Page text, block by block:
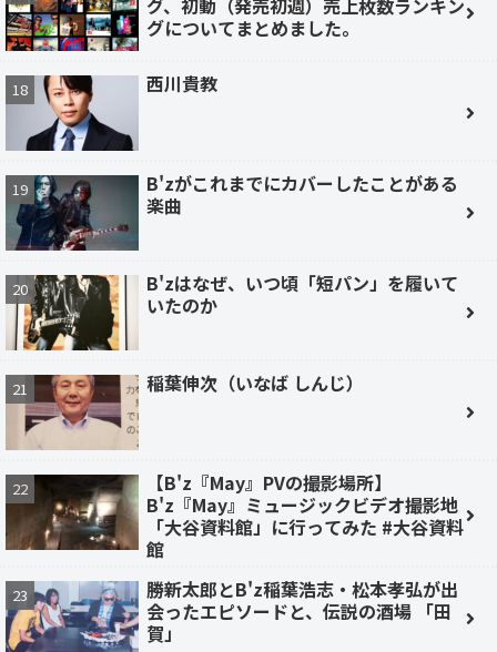
グ、初動（発売初週）売上枚数ランキン
グについてまとめました。
西川貴教
B'zがこれまでにカバーしたことがある
楽曲
B'zはなぜ、いつ頃「短パン」を履いて
いたのか
稲葉伸次（いなば しんじ）
【B'z『May』PVの撮影場所】
B'z『May』ミュージックビデオ撮影地
「大谷資料館」に行ってみた #大谷資料
館
勝新太郎とB'z稲葉浩志・松本孝弘が出
会ったエピソードと、伝説の酒場 「田
賀」